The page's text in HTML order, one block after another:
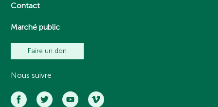
Contact
Marché public
Faire un don
Nous suivre